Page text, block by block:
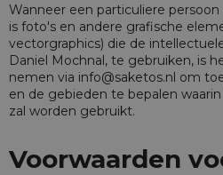
Wanneer een particuliere
is foto's en andere grafische
vectorgraphics) die de
Daniel Mochnal, te gebruiken, is
nemen via info@saketos.nl om
en de gebieden te bepalen
zal worden gebruikt.
Voorwaarden